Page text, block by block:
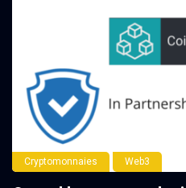
Cryptomonnaies Web3